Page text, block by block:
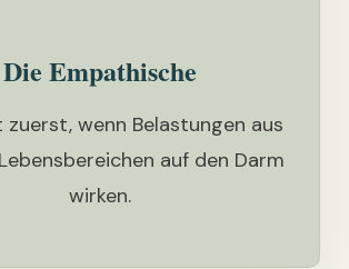
Die Empathische
wenn Belastungen aus
auf den Darm
wirken.